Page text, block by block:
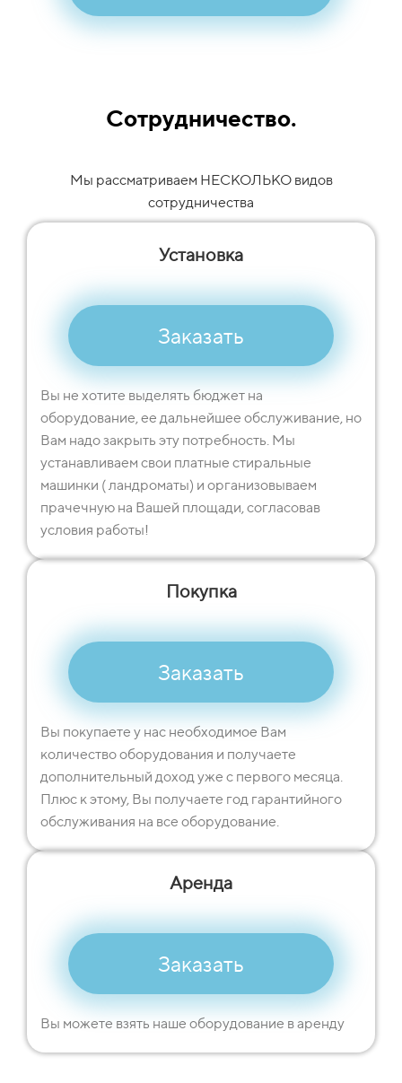
Сотрудничество.
Мы рассматриваем НЕСКОЛЬКО видов
сотрудничества
Установка
Заказать
Вы не хотите выделять бюджет на
оборудование, ее дальнейшее обслуживание, но
Вам надо закрыть эту потребность. Мы
устанавливаем свои платные стиральные
машинки ( ландроматы) и организовываем
прачечную на Вашей площади, согласовав
условия работы!
Покупка
Заказать
Вы покупаете у нас необходимое Вам
количество оборудования и получаете
дополнительный доход уже с первого месяца.
Плюс к этому, Вы получаете год гарантийного
обслуживания на все оборудование.
Аренда
Заказать
Вы можете взять наше оборудование в аренду